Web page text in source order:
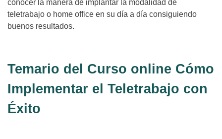
conocer la manera de implantar la modalidad de
teletrabajo o home office en su día a día consiguiendo
buenos resultados.
Temario del Curso online Cómo
Implementar el Teletrabajo con
Éxito